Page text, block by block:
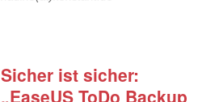
Sicher ist sicher:
„EaseUS ToDo Backup